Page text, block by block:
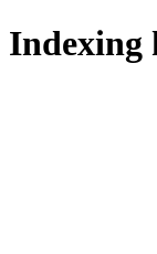
Indexing